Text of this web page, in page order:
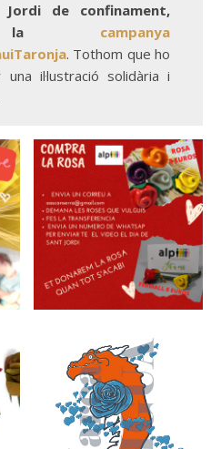
de confinament,
la campanya
. Tothom que ho
il·lustració solidària i